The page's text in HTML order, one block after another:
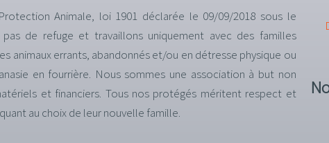
Animale, loi 1901 déclarée le 09/09/2018 sous le
pas de refuge et travaillons uniquement avec des familles
animaux errants, abandonnés et/ou en détresse physique ou
en fourrière. Nous sommes une association à but non
et financiers. Tous nos protégés méritent respect et
au choix de leur nouvelle famille.